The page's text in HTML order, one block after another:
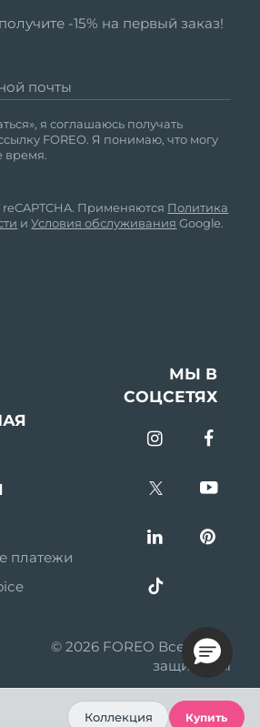
-15% на первый заказ!
почты
я соглашаюсь получать
FOREO. Я понимаю, что могу
время.
Применяются Политика
иУсловия обслуживания Google.
МЫ В
СОЦСЕТЯХ
платежи
© 2026 FOREO Все права
защищены
Коллекция Купить